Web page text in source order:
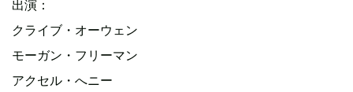
出演：
クライブ・オーウェン
モーガン・フリーマン
アクセル・へニー